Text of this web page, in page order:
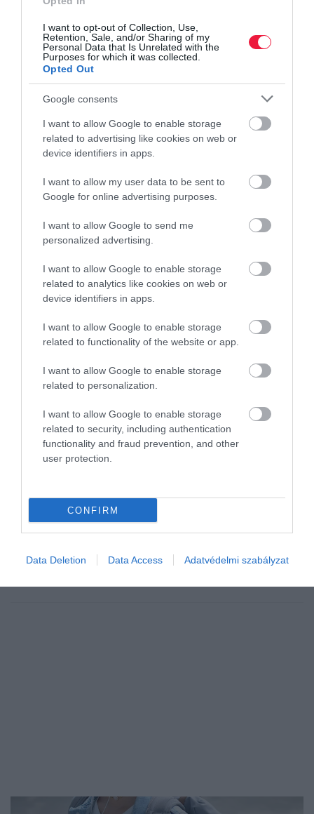
I want to opt-out of Collection, Use,
Retention, Sale, and/or Sharing of my
Personal Data that Is Unrelated with the
Purposes for which it was collected.
Opted Out
Google consents
I want to allow Google to enable storage
related to advertising like cookies on web or
device identifiers in apps.
I want to allow my user data to be sent to
Google for online advertising purposes.
I want to allow Google to send me
personalized advertising.
I want to allow Google to enable storage
related to analytics like cookies on web or
device identifiers in apps.
I want to allow Google to enable storage
related to functionality of the website or app.
I want to allow Google to enable storage
related to personalization.
I want to allow Google to enable storage
related to security, including authentication
functionality and fraud prevention, and other
user protection.
CONFIRM
Data Deletion Data Access Adatvédelmi szabályzat
most lakáshitelt
A CIB Bank is csökkentett bizonyos lakáshitel-termékei kamatain,
hitelt lakás, ház megvásárlására, ha nem vagyunk jogosultak az